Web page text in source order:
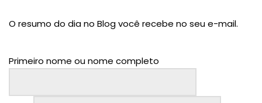
O resumo do dia no Blog você recebe no seu e-mail.
Primeiro nome ou nome completo